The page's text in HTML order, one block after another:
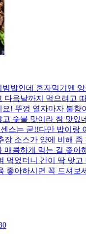
밥인데 혼자먹기엔 양
다음날까지 먹으려고
! 뚜껑 열자마자 불향
숯불 맛이라 참 맛있
스는 굳!! ​다만 밥이랑
장 소스가 양에 비해 좀
매콤하게 먹는 걸 좋아
먹었더니 간이 딱 맞
좋아하시면 꼭 드셔보